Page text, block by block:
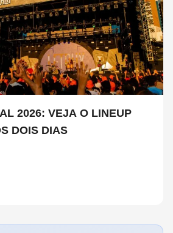
2026: VEJA O LINEUP
DOIS DIAS